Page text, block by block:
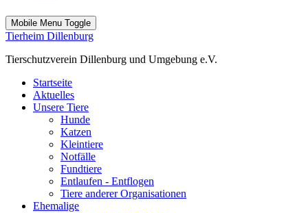
Mobile Menu Toggle
Tierheim Dillenburg
Tierschutzverein Dillenburg und Umgebung e.V.
Startseite
Aktuelles
Unsere Tiere
Hunde
Katzen
Kleintiere
Notfälle
Fundtiere
Entlaufen - Entflogen
Tiere anderer Organisationen
Ehemalige